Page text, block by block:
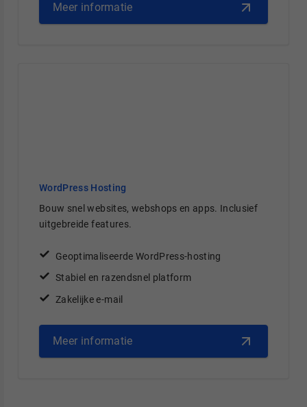
Meer informatie
WordPress Hosting
Bouw snel websites, webshops en apps. Inclusief
uitgebreide features.
Geoptimaliseerde WordPress-hosting
Stabiel en razendsnel platform
Zakelijke e-mail
Meer informatie